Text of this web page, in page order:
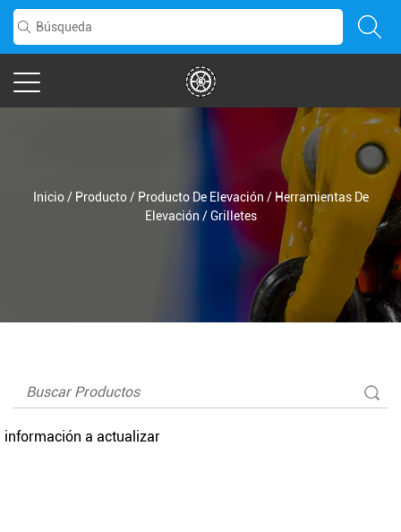
Inicio/ Producto/ Producto De Elevación / Herramientas De
Elevación /Grilletes
información a actualizar